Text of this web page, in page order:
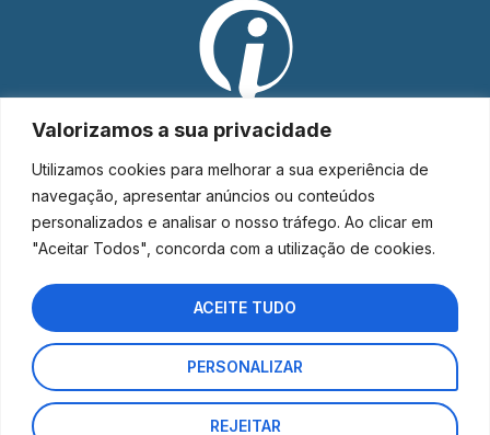
Valorizamos a sua privacidade
Utilizamos cookies para melhorar a sua experiência de
navegação, apresentar anúncios ou conteúdos
personalizados e analisar o nosso tráfego. Ao clicar em
"Aceitar Todos", concorda com a utilização de cookies.
PERSONALIZAR
REJEITAR
ACEITE TUDO
Interorto © 2026 - Todos os direitos reservados.